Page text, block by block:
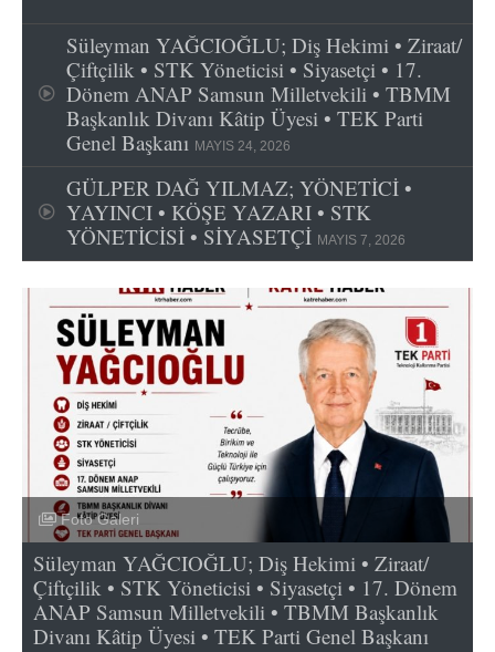
Süleyman YAĞCIOĞLU; Diş Hekimi • Ziraat/
Çiftçilik • STK Yöneticisi • Siyasetçi • 17.
Dönem ANAP Samsun Milletvekili • TBMM
Başkanlık Divanı Kâtip Üyesi • TEK Parti
Genel Başkanı MAYIS 24, 2026
GÜLPER DAĞ YILMAZ; YÖNETİCİ •
YAYINCI • KÖŞE YAZARI • STK
YÖNETİCİSİ • SİYASETÇİ MAYIS 7, 2026
Foto Galeri
Süleyman YAĞCIOĞLU; Diş Hekimi • Ziraat/
Çiftçilik • STK Yöneticisi • Siyasetçi • 17. Dönem
ANAP Samsun Milletvekili • TBMM Başkanlık
Divanı Kâtip Üyesi • TEK Parti Genel Başkanı